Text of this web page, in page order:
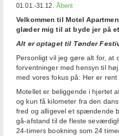
01.01.-31.12. Åbent
Velkommen til Motel
glæder mig til at byde jer på
Alt er optaget til Tønder
Personligt vil jeg gøre alt for, at
forventninger med hensyn til
med vores fokus på: Her er rent
Motellet er beliggende i hjertet
og kun få kilometer fra den
fred og alligevel et spændende
gå-afstand til de fleste
24-timers bookning som 24